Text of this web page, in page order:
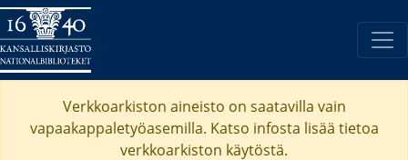
Verkkoarkiston aineisto on saatavilla vain
vapaakappaletyöasemilla. Katso infosta lisää tietoa
verkkoarkiston käytöstä.